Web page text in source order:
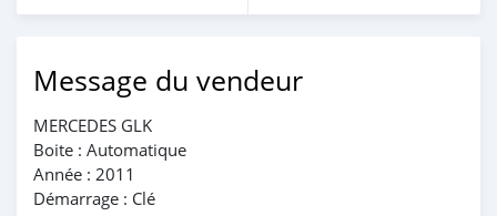
Message du vendeur
MERCEDES GLK
Boite : Automatique
Année : 2011
Démarrage : Clé